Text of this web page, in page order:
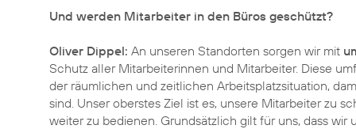
Und werden Mitarbeiter in den Büros geschützt?
Oliver Dippel: An unseren Standorten sorgen wir mit
Schutz aller Mitarbeiterinnen und Mitarbeiter. Diese
der räumlichen und zeitlichen Arbeitsplatzsituation,
sind. Unser oberstes Ziel ist es, unsere Mitarbeiter zu
weiter zu bedienen. Grundsätzlich gilt für uns, dass